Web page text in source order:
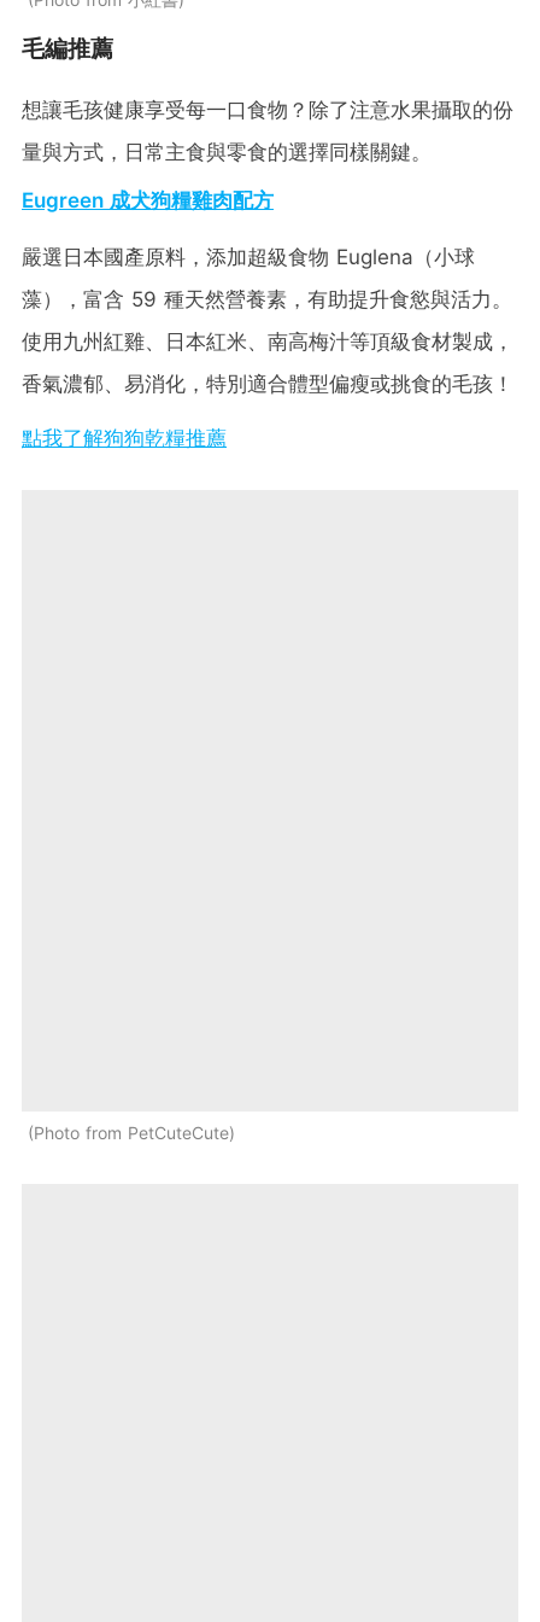
毛編推薦
想讓毛孩健康享受每一口食物？除了注意水果攝取的份
量與方式，日常主食與零食的選擇同樣關鍵。
Eugreen 成犬狗糧雞肉配方
嚴選日本國產原料，添加超級食物 Euglena（小球
藻），富含 59 種天然營養素，有助提升食慾與活力。
使用九州紅雞、日本紅米、南高梅汁等頂級食材製成，
香氣濃郁、易消化，特別適合體型偏瘦或挑食的毛孩！
點我了解狗狗乾糧推薦
Photo from PetCuteCute